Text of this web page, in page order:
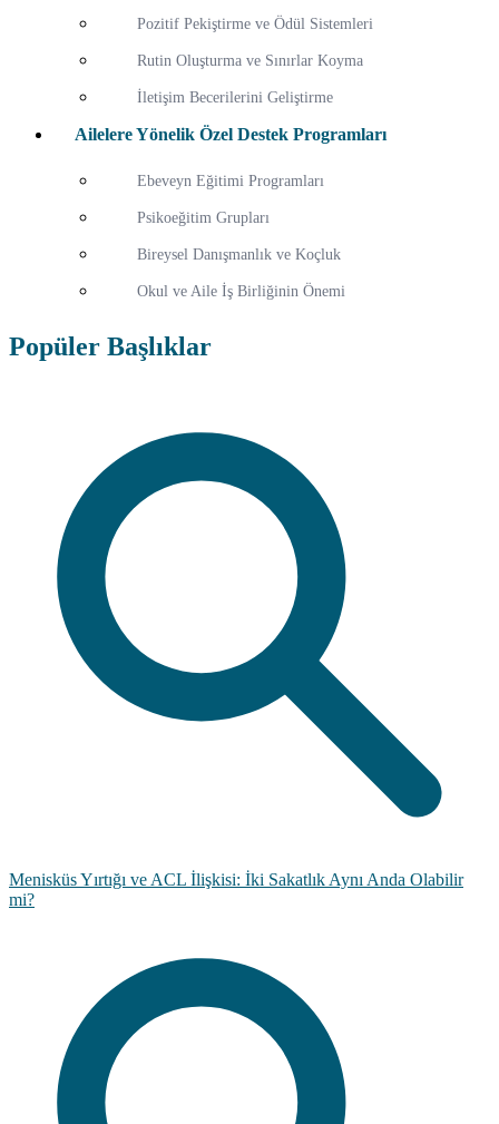
Pozitif Pekiştirme ve Ödül Sistemleri
Rutin Oluşturma ve Sınırlar Koyma
İletişim Becerilerini Geliştirme
Ailelere Yönelik Özel Destek Programları
Ebeveyn Eğitimi Programları
Psikoeğitim Grupları
Bireysel Danışmanlık ve Koçluk
Okul ve Aile İş Birliğinin Önemi
Popüler Başlıklar
Menisküs Yırtığı ve ACL İlişkisi: İki Sakatlık Aynı Anda Olabilir
mi?